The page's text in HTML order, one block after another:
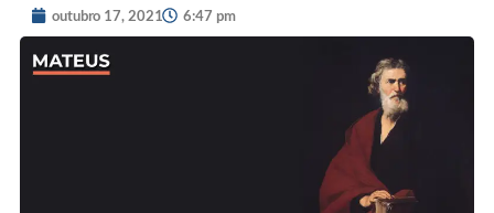
outubro 17, 2021 6:47 pm